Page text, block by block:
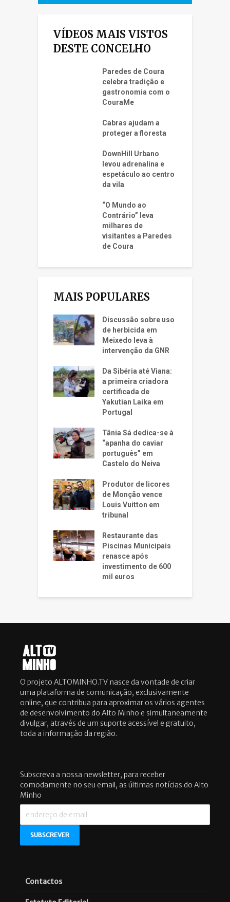
VÍDEOS MAIS VISTOS
DESTE CONCELHO
Paredes de Coura
celebra tradição e
gastronomia com o
CouraMe
Cabras ajudam a
proteger a floresta
DownHill Urbano
levou adrenalina e
espetáculo ao centro
da vila
“O Mundo ao
Contrário” leva
milhares de
visitantes a Paredes
de Coura
MAIS POPULARES
Discussão sobre uso
de herbicida em
Meixedo leva à
intervenção da GNR
Da Sibéria até Viana:
a primeira criadora
certificada de
Yakutian Laika em
Portugal
Tânia Sá dedica-se à
“apanha do caviar
português” em
Castelo do Neiva
Produtor de licores
de Monção vence
Louis Vuitton em
tribunal
Restaurante das
Piscinas Municipais
renasce após
investimento de 600
mil euros
O projeto ALTOMINHO.TV nasce da vontade de criar
uma plataforma de comunicação, exclusivamente
online, que contribua para aproximar os vários agentes
de desenvolvimento do Alto Minho e simultaneamente
divulgar, através de um suporte acessível e gratuito,
toda a informação da região.
Subscreva a nossa newsletter, para receber
comodamente no seu email, as últimas notícias do Alto
Minho
Contactos